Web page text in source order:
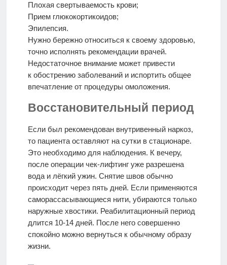
Плохая свертываемость крови;
Прием глюкокортикоидов;
Эпилепсия.
Нужно бережно относиться к своему здоровью,
точно исполнять рекомендации врачей.
Недостаточное внимание может привести
к обострению заболеваний и испортить общее
впечатление от процедуры омоложения.
Восстановительный период
Если был рекомендован внутривенный наркоз,
то пациента оставляют на сутки в стационаре.
Это необходимо для наблюдения. К вечеру,
после операции чек-лифтинг уже разрешена
вода и лёгкий ужин. Снятие швов обычно
происходит через пять дней. Если применяются
саморассасывающиеся нити, убираются только
наружные хвостики. Реабилитационный период
длится 10-14 дней. После него совершенно
спокойно можно вернуться к обычному образу
жизни.